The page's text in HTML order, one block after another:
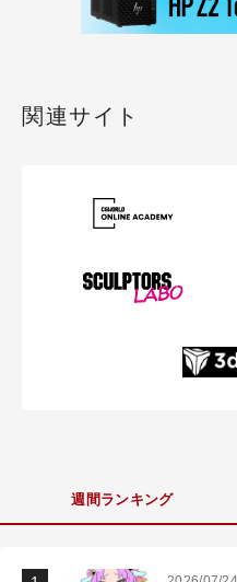
関連サイト
週間ランキング